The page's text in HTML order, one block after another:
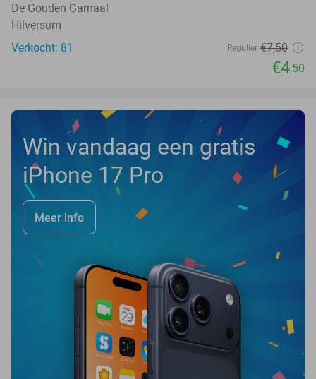
De Gouden Garnaal
Hilversum
Verkocht: 81
Regulier €7,50
€4,50
Win vandaag een gratis
iPhone 17 Pro
Meer info